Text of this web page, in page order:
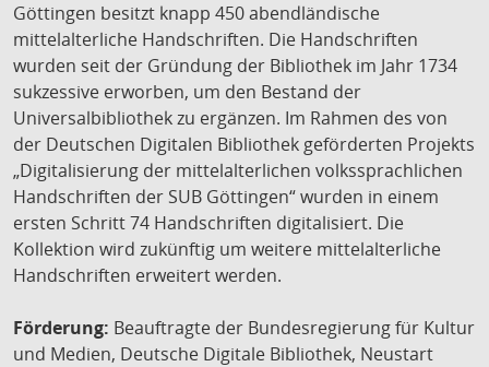
Göttingen besitzt knapp 450 abendländische
mittelalterliche Handschriften. Die Handschriften
wurden seit der Gründung der Bibliothek im Jahr 1734
sukzessive erworben, um den Bestand der
Universalbibliothek zu ergänzen. Im Rahmen des von
der Deutschen Digitalen Bibliothek geförderten Projekts
„Digitalisierung der mittelalterlichen volkssprachlichen
Handschriften der SUB Göttingen“ wurden in einem
ersten Schritt 74 Handschriften digitalisiert. Die
Kollektion wird zukünftig um weitere mittelalterliche
Handschriften erweitert werden.
Förderung: Beauftragte der Bundesregierung für Kultur
und Medien, Deutsche Digitale Bibliothek, Neustart